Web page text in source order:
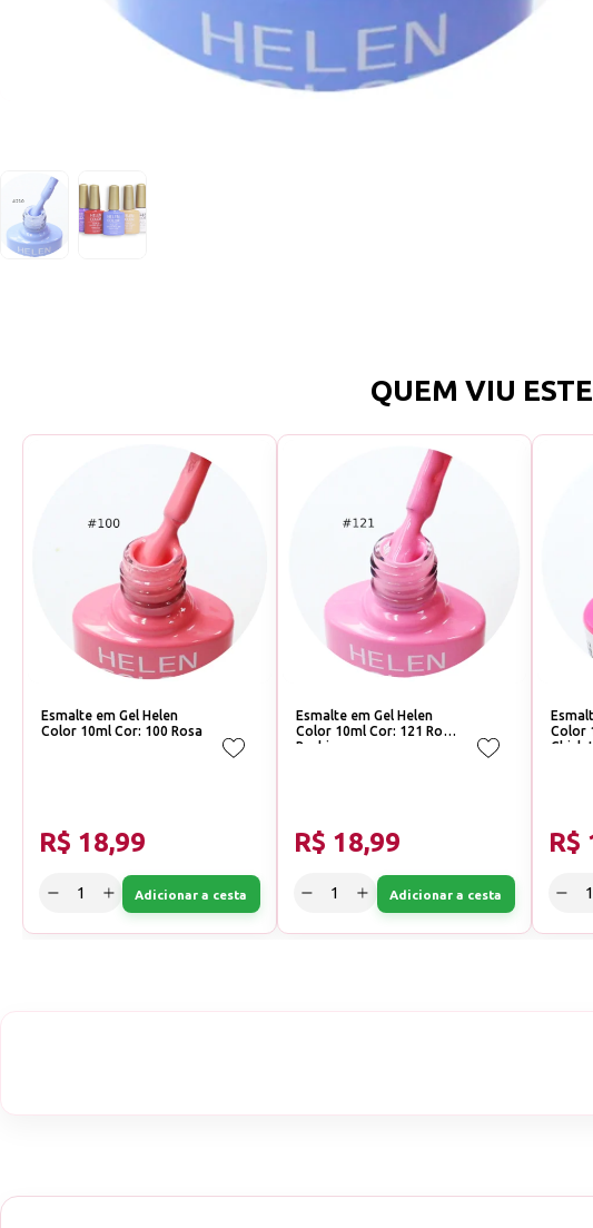
QUEM VIU
Esmalte em Gel Helen
Color 10ml Cor: 100 Rosa
R$ 18,99
Adicionar a cesta
Esmalte em Gel Helen
Color 10ml Cor: 121 Rosa
Barbie
R$ 18,99
Adicionar a cesta
Color
Chiclet
R$